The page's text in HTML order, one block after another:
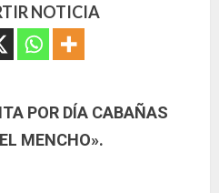
NOTICIA
POR DÍA CABAÑAS
MENCHO».